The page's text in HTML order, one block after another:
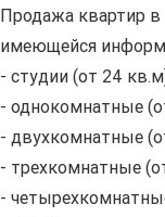
Продажа квартир
имеющейся
- студии (от 24
- однокомнатные
- двухкомнатные
- трехкомнатные
-